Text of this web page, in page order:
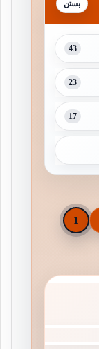
43
23
17
1